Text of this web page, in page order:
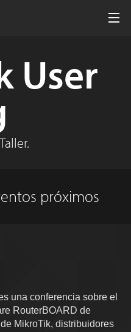
User
próximos
una conferencia sobre el
RouterBOARD de
MikroTik, distribuidores